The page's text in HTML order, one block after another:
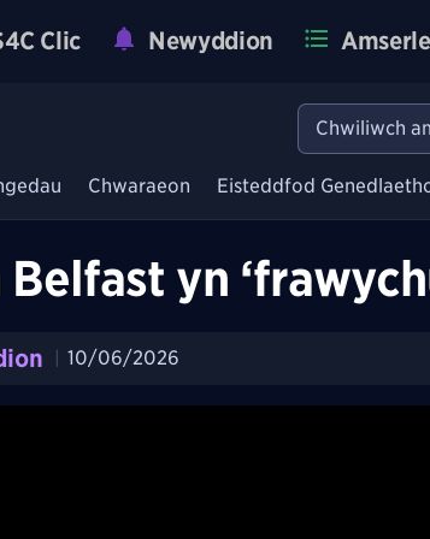
Clic Newyddion
Chwaraeon Eisteddfod
yn
10/06/2026